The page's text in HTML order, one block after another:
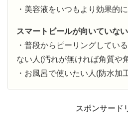
・美容液をいつもより効果的
スマートビールが向いていな
・普段からピーリングしてい
ない人(汚れが無ければ角質や
・お風呂で使いたい人(防水加
スポンサード